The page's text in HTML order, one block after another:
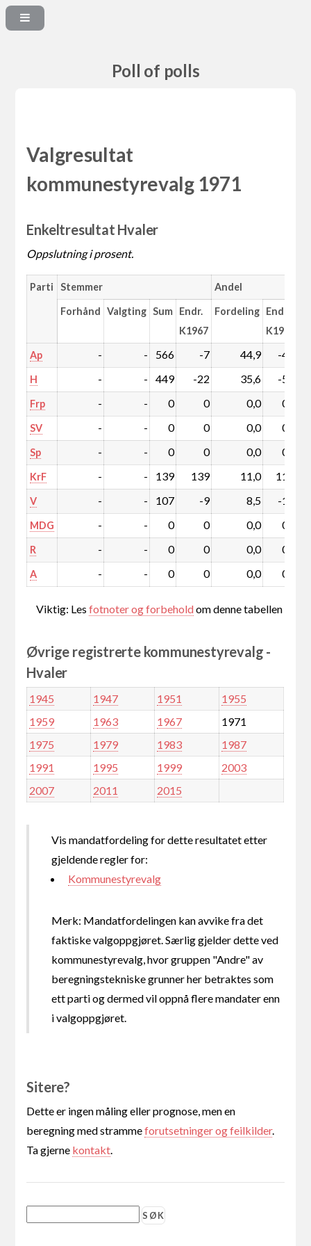
Poll of polls
Valgresultat
kommunestyrevalg 1971
Enkeltresultat Hvaler
Oppslutning i prosent.
Parti Stemmer Andel
Forhånd Valgting Sum Endr.
K1967
Fordeling Endr.
K1967
Ap - - 566 -7 44,9 -4,5
H - - 449 -22 35,6 -5,0
Frp - - 0 0 0,0 0,0
SV - - 0 0 0,0 0,0
Sp - - 0 0 0,0 0,0
KrF - - 139 139 11,0 11,0
V - - 107 -9 8,5 -1,5
MDG - - 0 0 0,0 0,0
R - - 0 0 0,0 0,0
A - - 0 0 0,0 0,0
Viktig: Lesfotnoter og forbeholdom denne tabellen
Øvrige registrerte kommunestyrevalg -
Hvaler
1945 1947 1951
1955
1959
1963 1967
1971
1975
1979 1983
1987
1991
1995 1999
2003
2007
2011 2015
Vis mandatfordeling for dette resultatet etter
gjeldende regler for:
Kommunestyrevalg
Merk: Mandatfordelingen kan avvike fra det
faktiske valgoppgjøret. Særlig gjelder dette ved
kommunestyrevalg, hvor gruppen "Andre" av
beregningstekniske grunner her betraktes som
ett parti og dermed vil oppnå flere mandater enn
i valgoppgjøret.
Sitere?
Dette er ingen måling eller prognose, men en
beregning med strammeforutsetninger og feilkilder.
Ta gjerne kontakt.